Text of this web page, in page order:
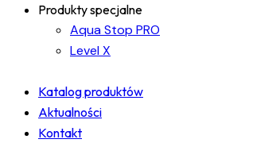
Produkty specjalne
Aqua Stop PRO
Level X
Katalog produktów
Aktualności
Kontakt